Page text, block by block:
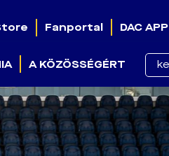
Fanportal DAC APP
A KÖZÖSSÉGÉRT